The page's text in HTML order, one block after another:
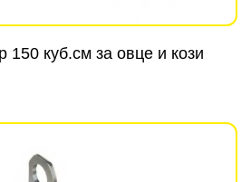
150 куб.см за овце и кози